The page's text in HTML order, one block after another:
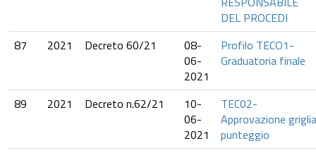
DEL PROCEDI
87
2021 Decreto 60/21
08-
06-
2021
Profilo TECO1-
Graduatoria finale
89 2021 Decreto n.62/21
10-
06-
2021
TEC02-
Approvazione griglia
punteggio